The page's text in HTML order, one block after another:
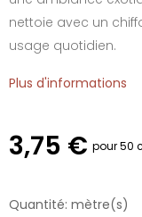
nettoie avec un
usage quotidien.
Plus d'informations
3,75 € pour 50
Quantité: mètre(s)